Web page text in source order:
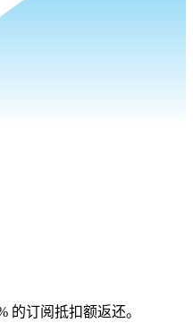
的订阅抵扣额返还。